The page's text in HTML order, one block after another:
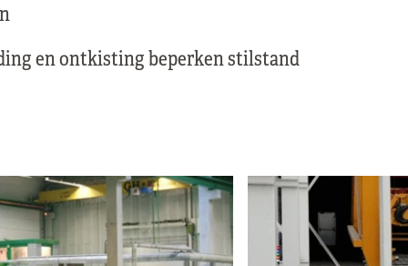
en ontkisting beperken stilstand